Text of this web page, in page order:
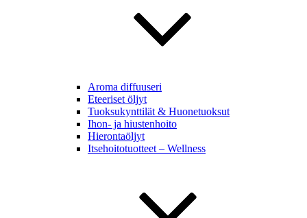
Aroma diffuuseri
Eteeriset öljyt
Tuoksukynttilät & Huonetuoksut
Ihon- ja hiustenhoito
Hierontaöljyt
Itsehoitotuotteet – Wellness